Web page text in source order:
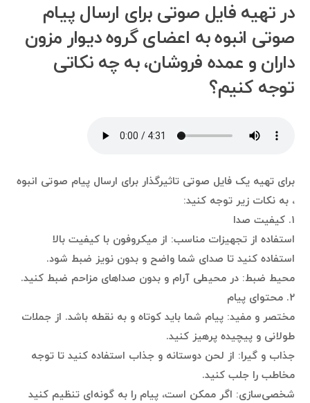
در تهیه فایل صوتی برای ارسال پیام
صوتی انبوه به اعضای گروه دیوار مزون
داران و عمده فروشان، به چه نکاتی
توجه کنیم؟
برای تهیه یک فایل صوتی تاثیرگذار برای ارسال پیام صوتی انبوه
، به نکات زیر توجه کنید:
۱. کیفیت صدا
استفاده از تجهیزات مناسب: از میکروفون با کیفیت بالا
استفاده کنید تا صدای شما واضح و بدون نویز ضبط شود.
محیط ضبط: در محیطی آرام و بدون صداهای مزاحم ضبط کنید.
۲. محتوای پیام
مختصر و مفید: پیام شما باید کوتاه و به نقطه باشد. از جملات
طولانی و پیچیده پرهیز کنید.
جذاب و گیرا: از لحن دوستانه و جذاب استفاده کنید تا توجه
مخاطب را جلب کنید.
شخصی‌سازی: اگر ممکن است، پیام را به گونه‌ای تنظیم کنید